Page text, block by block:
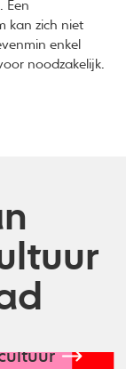
Een
kan zich niet
enkel
noodzakelijk.